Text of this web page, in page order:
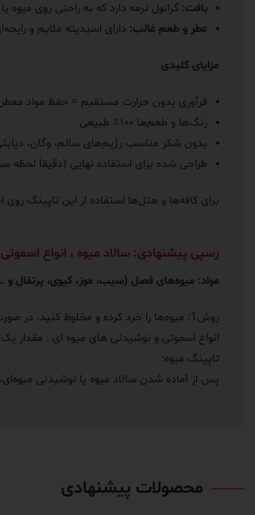
بافت: گرانول نرمه دارد که به راحتی روی
عطر و طعم غالب: دارای اسیدیته ملایم و
مزایای کلیدی
فرآوری بدون حرارت مستقیم = حفظ مواد
رنگ‌ها و طعم‌ها ۱۰۰٪ طبیعی
بدون شکر مناسب رژیم‌های سالم، وگان،
طراحی شده برای استفاده نهایی (دقیقاً لحظه
برای کافه‌ها و هتل‌ها استفاده از این تاپینگ
رسپی پیشنهادی: سالاد میوه ، انواع
مواد: میوه‌های فصل (سیب، موز، کیوی، پرتقال و
روش1: میوه‌ها را خرد کرده و مخلوط کنید. در صورت تمایل کمی عسل و آبلیمو اضافه کنید.
انواع اسموتی و نوشیدنی های میوه ای : مقدار
تاپینگ میوه:
پس از آماده شدن سالاد میوه یا نوشیدنی
محصولات پیشنهادی